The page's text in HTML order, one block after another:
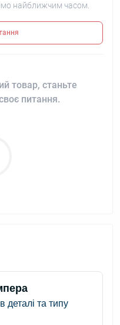
найближчим часом.
товар, станьте
питання.
деталі та типу